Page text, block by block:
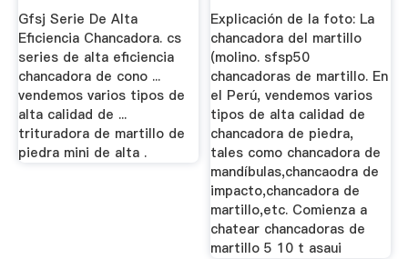
Gfsj Serie De Alta
Eficiencia Chancadora. cs
series de alta eficiencia
chancadora de cono ...
vendemos varios tipos de
alta calidad de ...
trituradora de martillo de
piedra mini de alta .
Explicación de la foto: La
chancadora del martillo
(molino. sfsp50
chancadoras de martillo. En
el Perú, vendemos varios
tipos de alta calidad de
chancadora de piedra,
tales como chancadora de
mandíbulas,chancaodra de
impacto,chancadora de
martillo,etc. Comienza a
chatear chancadoras de
martillo 5 10 t asaui